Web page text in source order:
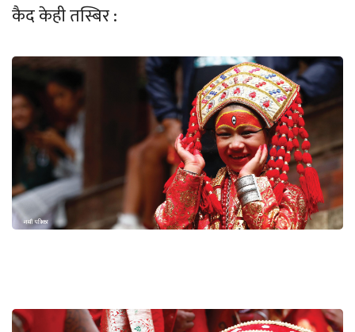
कैद केही तस्बिर :